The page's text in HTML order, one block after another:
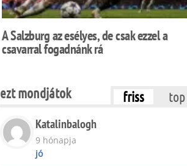
A Salzburg az esélyes, de csak ezzel a
csavarral fogadnánk rá
ezt mondjátok friss
top
Katalinbalogh
9 hónapja
jó